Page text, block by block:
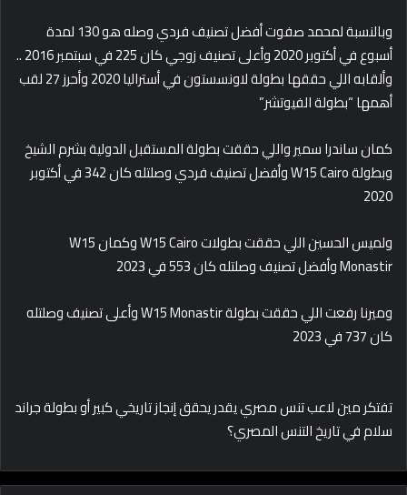
وبالنسبة لمحمد صفوت أفضل تصنيف فردي وصله هو 130 لمدة
أسبوع في أكتوبر 2020 وأعلى تصنيف زوجي كان 225 في سبتمبر 2016 ..
وألقابه اللي حققها بطولة لاونسستون في أستراليا 2020 وأحرز 27 لقب
أهمها “بطولة الفيوتشر”
كمان ساندرا سمير واللي حققت بطولة المستقبل الدولية بشرم الشيخ
وبطولة W15 Cairo وأفضل تصنيف فردي وصلتله كان 342 في أكتوبر
2020
ولميس الحسين الليحققت بطولات W15 Cairo وكمان W15
Monastirوأفضل تصنيف وصلتله كان 553 في 2023
وميرنا رفعت اللي حققت بطولة W15Monastir
وأعلى تصنيف وصلتله
كان 737 في 2023
تفتكر مين لاعب تنس مصري يقدر يحقق إنجاز تاريخي كبير أو بطولة جراند
سلام في تاريخ التنس المصري؟